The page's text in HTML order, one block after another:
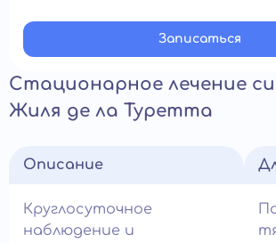
Записатьcя
Стационарное лечение
Жиля де ла Туретта
Описание
Круглосуточное
наблюдение и